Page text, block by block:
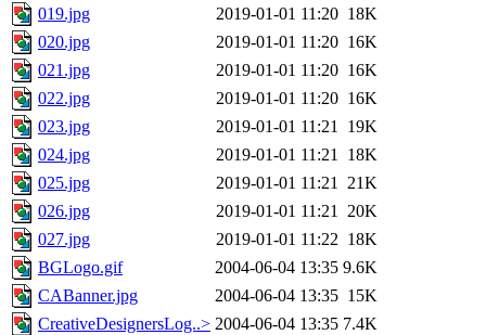
019.jpg
2019-01-01 11:20 18K
020.jpg
2019-01-01 11:20 16K
021.jpg
2019-01-01 11:20 16K
022.jpg
2019-01-01 11:20 16K
023.jpg
2019-01-01 11:21 19K
024.jpg
2019-01-01 11:21 18K
025.jpg
2019-01-01 11:21 21K
026.jpg
2019-01-01 11:21 20K
027.jpg
2019-01-01 11:22 18K
BGLogo.gif
2004-06-04 13:35 9.6K
CABanner.jpg
2004-06-04 13:35 15K
CreativeDesignersLog..> 2004-06-04 13:35 7.4K